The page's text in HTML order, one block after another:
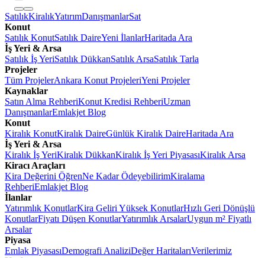
SatılıkKiralıkYatırımDanışmanlarSat
Konut
Satılık KonutSatılık DaireYeni İlanlarHaritada Ara
İş Yeri & Arsa
Satılık İş YeriSatılık DükkanSatılık ArsaSatılık Tarla
Projeler
Tüm ProjelerAnkara Konut ProjeleriYeni Projeler
Kaynaklar
Satın Alma RehberiKonut Kredisi RehberiUzman
DanışmanlarEmlakjet Blog
Konut
Kiralık KonutKiralık DaireGünlük Kiralık DaireHaritada Ara
İş Yeri & Arsa
Kiralık İş YeriKiralık DükkanKiralık İş Yeri PiyasasıKiralık Arsa
Kiracı Araçları
Kira Değerini ÖğrenNe Kadar ÖdeyebilirimKiralama
RehberiEmlakjet Blog
İlanlar
Yatırımlık KonutlarKira Geliri Yüksek KonutlarHızlı Geri Dönüşlü
KonutlarFiyatı Düşen KonutlarYatırımlık ArsalarUygun m² Fiyatlı
Arsalar
Piyasa
Emlak PiyasasıDemografi AnaliziDeğer HaritalarıVerilerimiz